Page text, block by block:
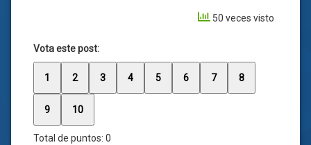
50 veces visto
Vota este post:
1 2 3 4 5 6 7 8
9 10
Total de puntos: 0